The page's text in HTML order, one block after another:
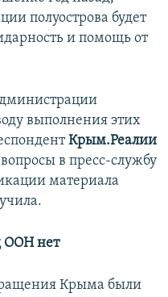
полуострова будет
и помощь от
выполнения этих
Крым.Реалии
в пресс-службу
материала
ООН нет
Крыма были